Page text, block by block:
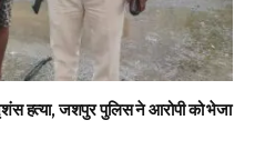
हत्या, जशपुर पुलिस ने आरोपी को भेजा